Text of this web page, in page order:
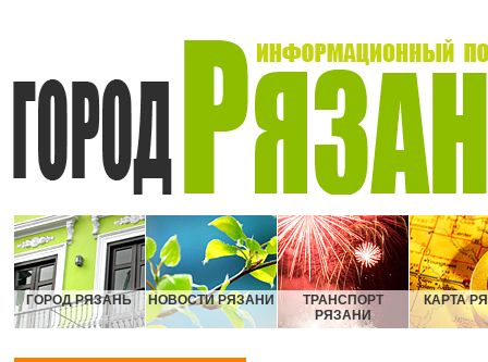
ГОРОД РЯЗАНЬ НОВОСТИ РЯЗАНИ
ТРАНСПОРТ
РЯЗАНИ
КАРТА